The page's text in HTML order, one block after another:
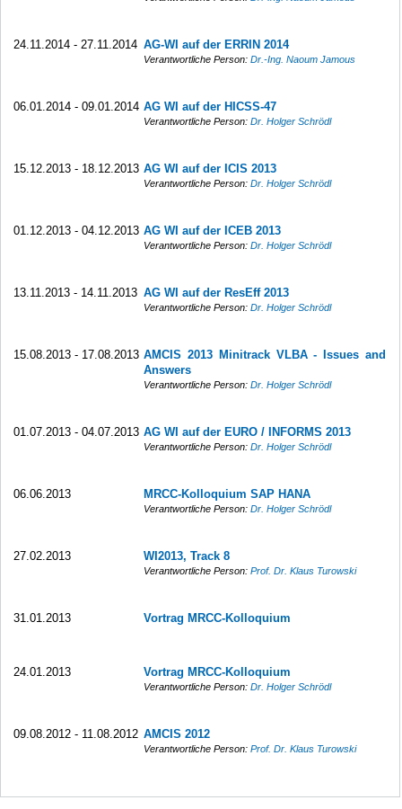
24.11.2014 - 27.11.2014 AG-WI auf der ERRIN 2014
Verantwortliche Person:Dr.-Ing. Naoum Jamous
06.01.2014 - 09.01.2014 AG WI auf der HICSS-47
Verantwortliche Person:Dr. Holger Schrödl
15.12.2013 - 18.12.2013 AG WI auf der ICIS 2013
Verantwortliche Person:Dr. Holger Schrödl
01.12.2013 - 04.12.2013 AG WI auf der ICEB 2013
Verantwortliche Person:Dr. Holger Schrödl
13.11.2013 - 14.11.2013 AG WI auf der ResEff 2013
Verantwortliche Person:Dr. Holger Schrödl
15.08.2013 - 17.08.2013 AMCIS 2013 Minitrack VLBA - Issues and
Answers
Verantwortliche Person:Dr. Holger Schrödl
01.07.2013 - 04.07.2013 AG WI auf der EURO / INFORMS 2013
Verantwortliche Person:Dr. Holger Schrödl
06.06.2013 MRCC-Kolloquium SAP HANA
Verantwortliche Person:Dr. Holger Schrödl
27.02.2013 WI2013, Track 8
Verantwortliche Person:Prof. Dr. Klaus Turowski
31.01.2013 Vortrag MRCC-Kolloquium
24.01.2013 Vortrag MRCC-Kolloquium
Verantwortliche Person:Dr. Holger Schrödl
09.08.2012 - 11.08.2012 AMCIS 2012
Verantwortliche Person:Prof. Dr. Klaus Turowski